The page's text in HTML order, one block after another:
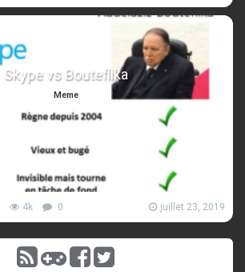
Skype vs Bouteflika
Meme
4k 0 juillet 23, 2019